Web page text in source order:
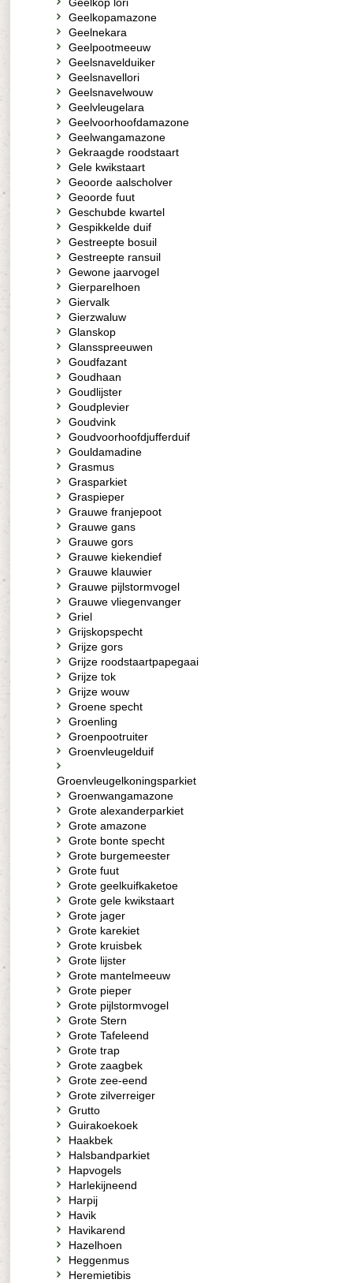
Geelkopamazone
Geelnekara
Geelpootmeeuw
Geelsnavelduiker
Geelsnavellori
Geelsnavelwouw
Geelvleugelara
Geelvoorhoofdamazone
Geelwangamazone
Gekraagde roodstaart
Gele kwikstaart
Geoorde aalscholver
Geoorde fuut
Geschubde kwartel
Gespikkelde duif
Gestreepte bosuil
Gestreepte ransuil
Gewone jaarvogel
Gierparelhoen
Giervalk
Gierzwaluw
Glanskop
Glansspreeuwen
Goudfazant
Goudhaan
Goudlijster
Goudplevier
Goudvink
Goudvoorhoofdjufferduif
Gouldamadine
Grasmus
Grasparkiet
Graspieper
Grauwe franjepoot
Grauwe gans
Grauwe gors
Grauwe kiekendief
Grauwe klauwier
Grauwe pijlstormvogel
Grauwe vliegenvanger
Griel
Grijskopspecht
Grijze gors
Grijze roodstaartpapegaai
Grijze tok
Grijze wouw
Groene specht
Groenling
Groenpootruiter
Groenvleugelduif
Groenvleugelkoningsparkiet
Groenwangamazone
Grote alexanderparkiet
Grote amazone
Grote bonte specht
Grote burgemeester
Grote fuut
Grote geelkuifkaketoe
Grote gele kwikstaart
Grote jager
Grote karekiet
Grote kruisbek
Grote lijster
Grote mantelmeeuw
Grote pieper
Grote pijlstormvogel
Grote Stern
Grote Tafeleend
Grote trap
Grote zaagbek
Grote zee-eend
Grote zilverreiger
Grutto
Guirakoekoek
Haakbek
Halsbandparkiet
Hapvogels
Harlekijneend
Harpij
Havik
Havikarend
Hazelhoen
Heggenmus
Heremietibis